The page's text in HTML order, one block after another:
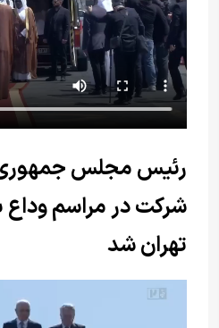
رئیس مجلس جمهوری
شرکت در مراسم وداع
تهران شد